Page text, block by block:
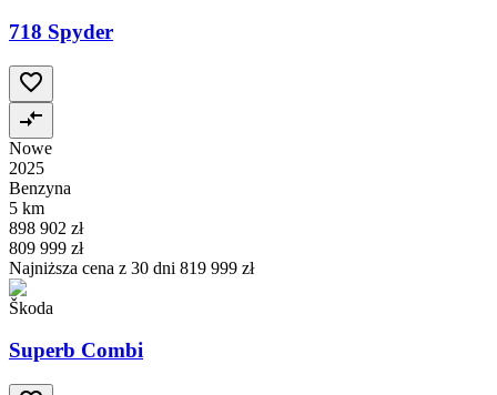
718 Spyder
Nowe
2025
Benzyna
5 km
898 902 zł
809 999 zł
Najniższa cena z 30 dni 819 999 zł
Škoda
Superb Combi